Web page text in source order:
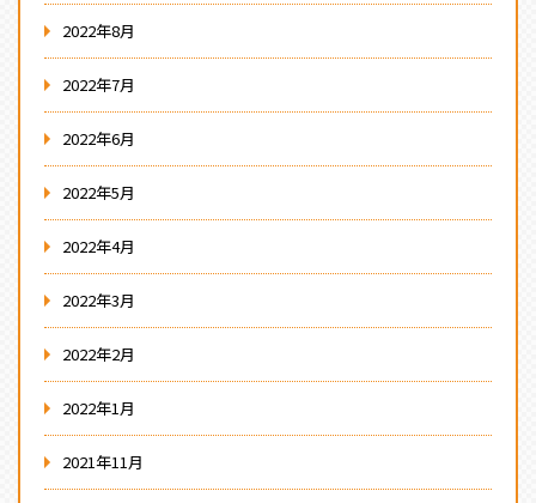
2022年8月
2022年7月
2022年6月
2022年5月
2022年4月
2022年3月
2022年2月
2022年1月
2021年11月